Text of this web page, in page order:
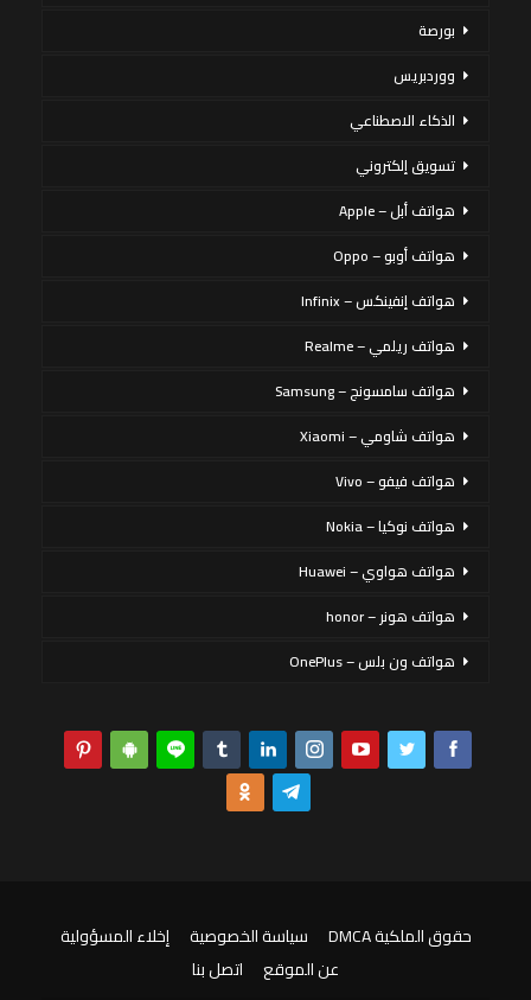
بورصة
ووردبريس
الذكاء الاصطناعي
تسويق إلكتروني
هواتف أبل – Apple
هواتف أوبو – Oppo
هواتف إنفينكس – Infinix
هواتف ريلمي – Realme
هواتف سامسونج – Samsung
هواتف شاومي – Xiaomi
هواتف فيفو – Vivo
هواتف نوكيا – Nokia
هواتف هواوي – Huawei
هواتف هونر – honor
هواتف ون بلس – OnePlus
حقوق الملكية DMCA سياسة الخصوصية
إخلاء المسؤولية
عن الموقع
اتصل بنا